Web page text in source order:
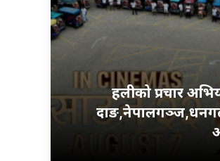
हलीको प्रचार